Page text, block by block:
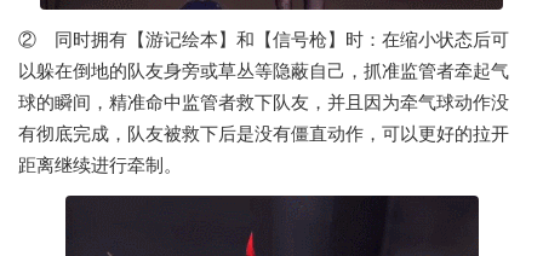
② 同时拥有【游记绘本】和【信号枪】时：在缩小状态后可
以躲在倒地的队友身旁或草丛等隐蔽自己，抓准监管者牵起气
球的瞬间，精准命中监管者救下队友，并且因为牵气球动作没
有彻底完成，队友被救下后是没有僵直动作，可以更好的拉开
距离继续进行牵制。